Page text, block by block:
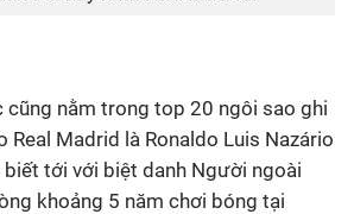
cũng nằm trong top 20 ngôi sao ghi
Real Madrid là Ronaldo Luis Nazário
tới với biệt danh Người ngoài
khoảng 5 năm chơi bóng tại